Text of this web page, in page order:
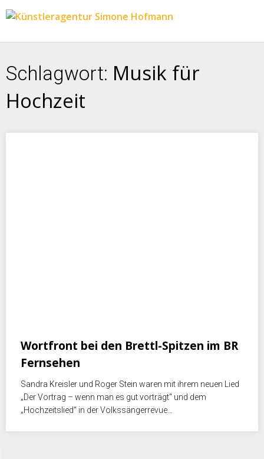
Schlagwort: Musik für
Hochzeit
Wortfront bei den Brettl-Spitzen im BR
Fernsehen
Sandra Kreisler und Roger Stein waren mit ihrem neuen Lied
„Der Vortrag – wenn man es gut vorträgt“ und dem
„Hochzeitslied“ in der Volkssängerrevue…